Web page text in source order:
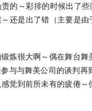
的～彩排的时候出了
还是出了错（主要是
炼很大啊～偶在舞台
与与舞美公司的谈判
觉到前所未有的疲倦